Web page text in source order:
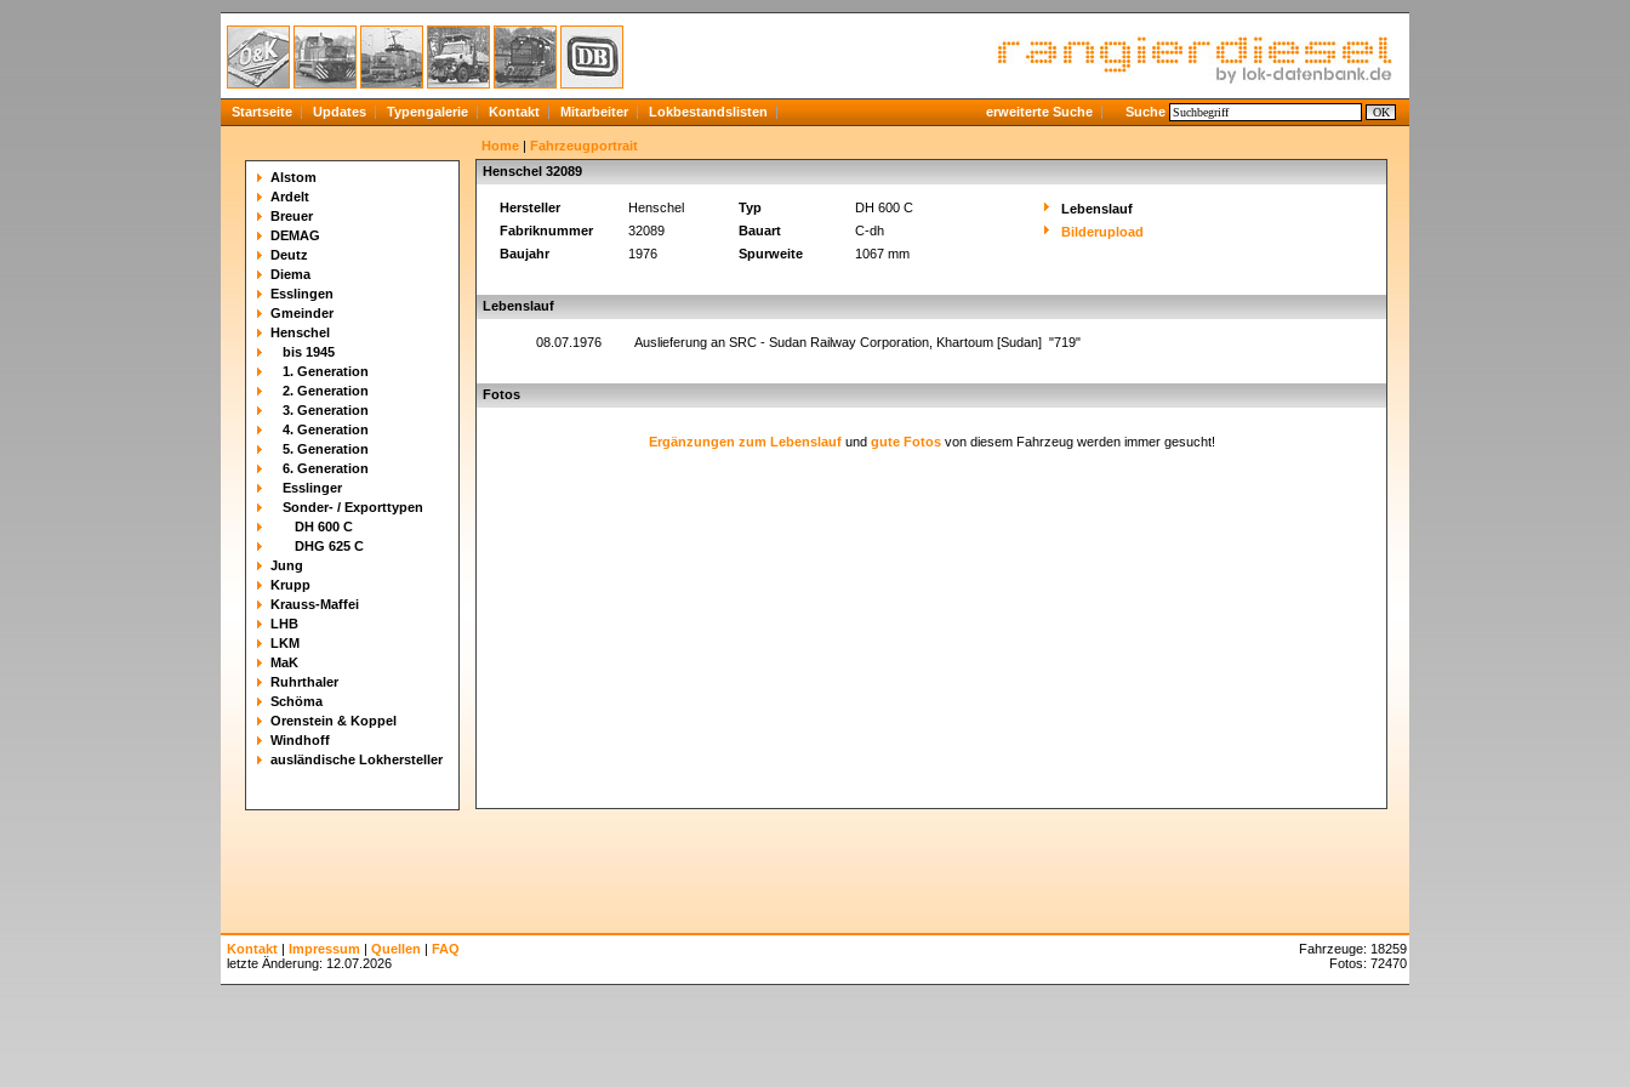
Startseite Updates Typengalerie Kontakt Mitarbeiter Lokbestandslisten erweiterte Suche Suche
Alstom
Ardelt
Breuer
DEMAG
Deutz
Diema
Esslingen
Gmeinder
Henschel
bis 1945
1. Generation
2. Generation
3. Generation
4. Generation
5. Generation
6. Generation
Esslinger
Sonder- / Exporttypen
DH 600 C
DHG 625 C
Jung
Krupp
Krauss-Maffei
LHB
LKM
MaK
Ruhrthaler
Schöma
Orenstein & Koppel
Windhoff
ausländische Lokhersteller
Home | Fahrzeugportrait
Henschel 32089
Hersteller Henschel Typ DH 600 C
Lebenslauf
Fabriknummer
32089 Bauart C-dh
Bilderupload
Baujahr
1976 Spurweite 1067 mm
Lebenslauf
08.07.1976 Auslieferung an SRC - Sudan Railway Corporation, Khartoum [Sudan] "719"
Fotos
Ergänzungen zum Lebenslaufund gute Fotosvon diesem Fahrzeug werden immer gesucht!
Kontakt | Impressum | Quellen | FAQ
letzte Änderung: 12.07.2026
Fahrzeuge: 18259
Fotos: 72470